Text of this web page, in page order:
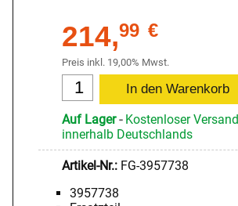
214,99 €
Preis inkl. 19,00% Mwst.
Auf Lager- Kostenloser Versand
innerhalb Deutschlands
Artikel-Nr.: FG-3957738
3957738